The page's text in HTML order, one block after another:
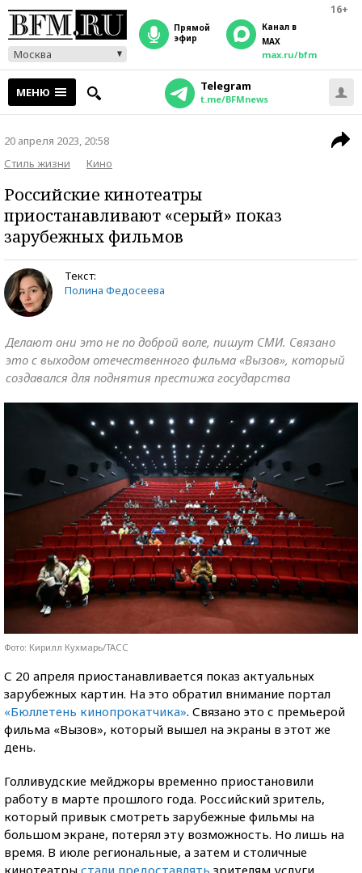
16+
Москва
прямой
эфир
Канал в
MAX
max.ru/bfm
МЕНЮ Telegram
t.me/BFMnews
20 апреля 2023, 20:58
Стиль жизни
Кино
Российские кинотеатры
приостанавливают «серый» показ
зарубежных фильмов
Текст:
Полина Федосеева
Делают они это не по доброй воле, пишут СМИ. Связано
это с выходом отечественного фильма «Вызов», который
создавался для поднятия престижа государства
Фото: Кирилл Кухмарь/ТАСС
С 20 апреля приостанавливается показ актуальных
зарубежных картин. На это обратил внимание портал
«Бюллетень кинопрокатчика». Связано это с премьерой
фильма «Вызов», который вышел на экраны в этот же
день.
Голливудские мейджоры временно приостановили
работу в марте прошлого года. Российский зритель,
который привык смотреть зарубежные фильмы на
большом экране, потерял эту возможность. Но лишь на
время. В июле региональные, а затем и столичные
кинотеатры стали предоставлять зрителям услуги